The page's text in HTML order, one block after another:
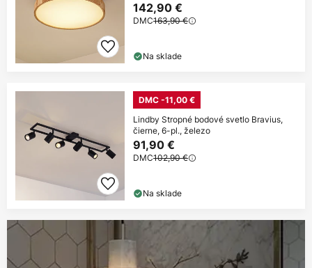
142,90 €
DMC163,90 €
Na sklade
DMC -11,00 €
Lindby Stropné bodové svetlo Bravius,
čierne, 6-pl., železo
91,90 €
DMC102,90 €
Na sklade